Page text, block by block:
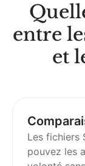
entre
et
Les fichiers
pouvez les